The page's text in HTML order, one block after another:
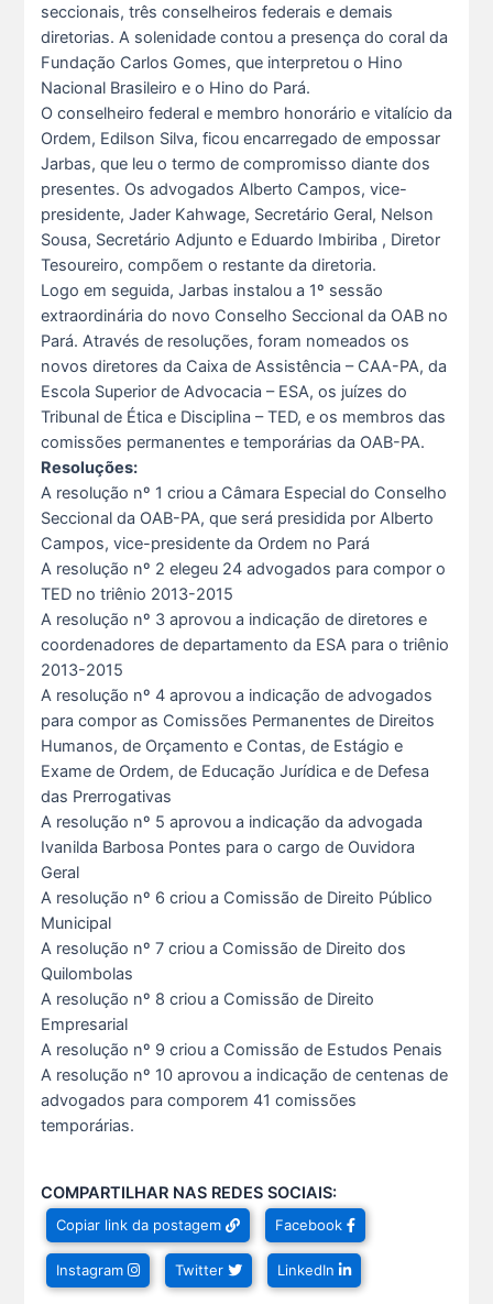
seccionais, três conselheiros federais e demais
diretorias. A solenidade contou a presença do coral da
Fundação Carlos Gomes, que interpretou o Hino
Nacional Brasileiro e o Hino do Pará.
O conselheiro federal e membro honorário e vitalício da
Ordem, Edilson Silva, ficou encarregado de empossar
Jarbas, que leu o termo de compromisso diante dos
presentes. Os advogados Alberto Campos, vice-
presidente, Jader Kahwage, Secretário Geral, Nelson
Sousa, Secretário Adjunto e Eduardo Imbiriba , Diretor
Tesoureiro, compõem o restante da diretoria.
Logo em seguida, Jarbas instalou a 1º sessão
extraordinária do novo Conselho Seccional da OAB no
Pará. Através de resoluções, foram nomeados os
novos diretores da Caixa de Assistência – CAA-PA, da
Escola Superior de Advocacia – ESA, os juízes do
Tribunal de Ética e Disciplina – TED, e os membros das
comissões permanentes e temporárias da OAB-PA.
Resoluções:
A resolução nº 1 criou a Câmara Especial do Conselho
Seccional da OAB-PA, que será presidida por Alberto
Campos, vice-presidente da Ordem no Pará
A resolução nº 2 elegeu 24 advogados para compor o
TED no triênio 2013-2015
A resolução nº 3 aprovou a indicação de diretores e
coordenadores de departamento da ESA para o triênio
2013-2015
A resolução nº 4 aprovou a indicação de advogados
para compor as Comissões Permanentes de Direitos
Humanos, de Orçamento e Contas, de Estágio e
Exame de Ordem, de Educação Jurídica e de Defesa
das Prerrogativas
A resolução nº 5 aprovou a indicação da advogada
Ivanilda Barbosa Pontes para o cargo de Ouvidora
Geral
A resolução nº 6 criou a Comissão de Direito Público
Municipal
A resolução nº 7 criou a Comissão de Direito dos
Quilombolas
A resolução nº 8 criou a Comissão de Direito
Empresarial
A resolução nº 9 criou a Comissão de Estudos Penais
A resolução nº 10 aprovou a indicação de centenas de
advogados para comporem 41 comissões
temporárias.
COMPARTILHAR NAS REDES SOCIAIS:
Copiar link da postagem Facebook
Instagram Twitter LinkedIn
7 De Julho De 2026
Neste sábado, dia 04 de julho, o Clube da Advocac s...
3 De Julho De 2026
Cuidar da saúde mental é tão importante quanto s...
Hoje é um dia especial para celebrar a vida de qu s...
22 De Julho De 2026